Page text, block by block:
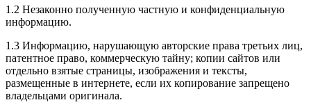
1.2 Незаконно полученную частную и конфиденциальную
информацию.
1.3 Информацию, нарушающую авторские права третьих лиц,
патентное право, коммерческую тайну; копии сайтов или
отдельно взятые страницы, изображения и тексты,
размещенные в интернете, если их копирование запрещено
владельцами оригинала.